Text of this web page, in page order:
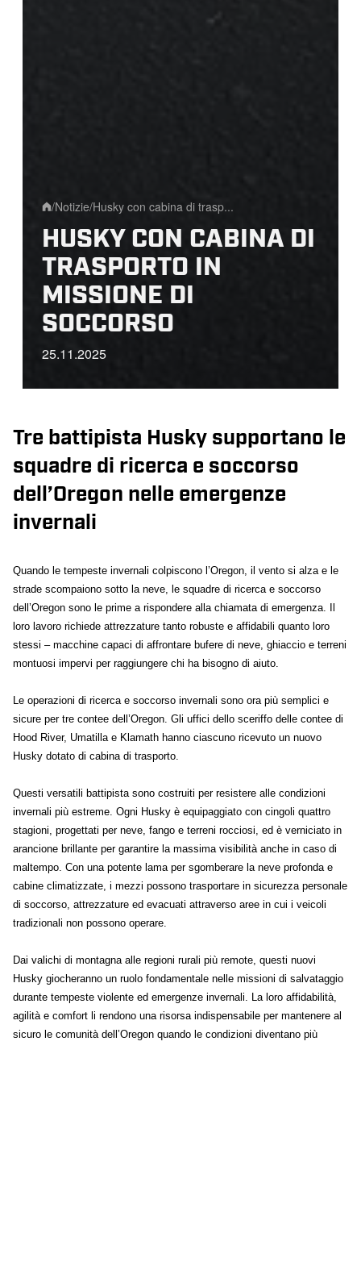
/Notizie/Husky con cabina di trasp...
HUSKY CON CABINA DI
TRASPORTO IN
MISSIONE DI
SOCCORSO
25.11.2025
Tre battipista Husky supportano le
squadre di ricerca e soccorso
dell’Oregon nelle emergenze
invernali
Quando le tempeste invernali colpiscono l’Oregon, il vento si alza e le
strade scompaiono sotto la neve, le squadre di ricerca e soccorso
dell’Oregon sono le prime a rispondere alla chiamata di emergenza. Il
loro lavoro richiede attrezzature tanto robuste e affidabili quanto loro
stessi – macchine capaci di affrontare bufere di neve, ghiaccio e terreni
montuosi impervi per raggiungere chi ha bisogno di aiuto.
Le operazioni di ricerca e soccorso invernali sono ora più semplici e
sicure per tre contee dell’Oregon. Gli uffici dello sceriffo delle contee di
Hood River, Umatilla e Klamath hanno ciascuno ricevuto un nuovo
Husky dotato di cabina di trasporto.
Questi versatili battipista sono costruiti per resistere alle condizioni
invernali più estreme. Ogni Husky è equipaggiato con cingoli quattro
stagioni, progettati per neve, fango e terreni rocciosi, ed è verniciato in
arancione brillante per garantire la massima visibilità anche in caso di
maltempo. Con una potente lama per sgomberare la neve profonda e
cabine climatizzate, i mezzi possono trasportare in sicurezza personale
di soccorso, attrezzature ed evacuati attraverso aree in cui i veicoli
tradizionali non possono operare.
Dai valichi di montagna alle regioni rurali più remote, questi nuovi
Husky giocheranno un ruolo fondamentale nelle missioni di salvataggio
durante tempeste violente ed emergenze invernali. La loro affidabilità,
agilità e comfort li rendono una risorsa indispensabile per mantenere al
sicuro le comunità dell’Oregon quando le condizioni diventano più